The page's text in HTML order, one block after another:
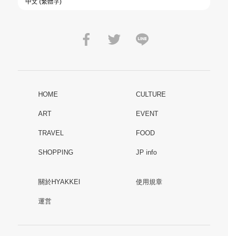
HOME CULTURE
ART EVENT
TRAVEL FOOD
SHOPPING JP info
關於HYAKKEI 使用規章
運営